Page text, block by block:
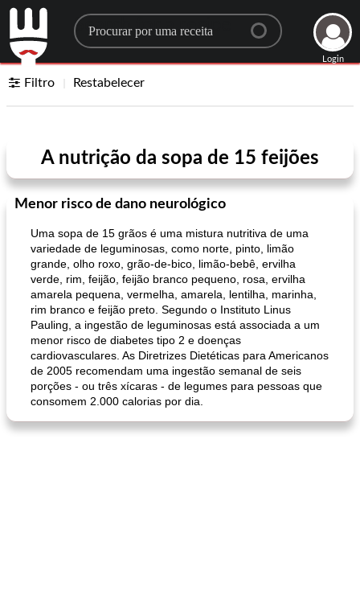
Search for a recipe
Login
Filtro Restabelecer
A nutrição da sopa de 15 feijões
Menor risco de dano neurológico
Uma sopa de 15 grãos é uma mistura nutritiva de uma
variedade de leguminosas, como norte, pinto, limão
grande, olho roxo, grão-de-bico, limão-bebê, ervilha
verde, rim, feijão, feijão branco pequeno, rosa, ervilha
amarela pequena, vermelha, amarela, lentilha, marinha,
rim branco e feijão preto. Segundo o Instituto Linus
Pauling, a ingestão de leguminosas está associada a um
menor risco de diabetes tipo 2 e doenças
cardiovasculares. As Diretrizes Dietéticas para Americanos
de 2005 recomendam uma ingestão semanal de seis
porções - ou três xícaras - de legumes para pessoas que
consomem 2.000 calorias por dia.